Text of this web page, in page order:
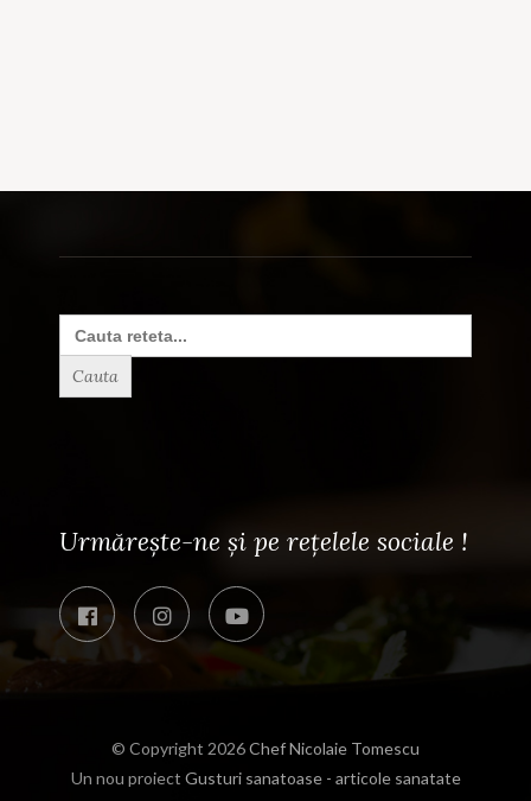
Search
for:
Urmărește-ne și pe rețelele sociale !
© Copyright 2026Chef Nicolaie Tomescu
Un nou proiect Gusturi sanatoase - articole sanatate